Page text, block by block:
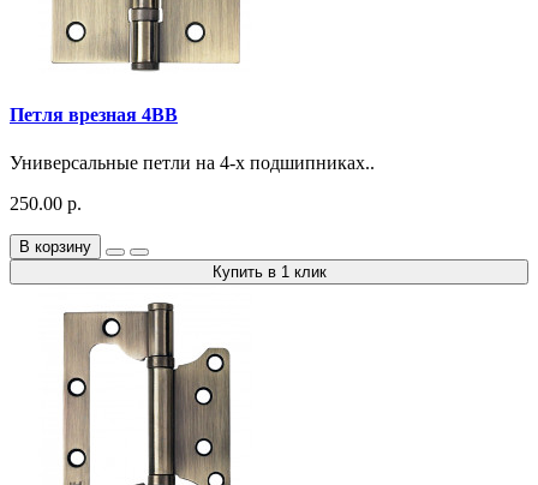
Петля врезная 4BB
Универсальные петли на 4-х подшипниках..
250.00 р.
В корзину
Купить в 1 клик